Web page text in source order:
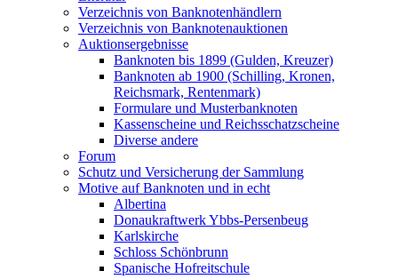
Verzeichnis von Banknotenhändlern
Verzeichnis von Banknotenauktionen
Auktionsergebnisse
Banknoten bis 1899 (Gulden, Kreuzer)
Banknoten ab 1900 (Schilling, Kronen,
Reichsmark, Rentenmark)
Formulare und Musterbanknoten
Kassenscheine und Reichsschatzscheine
Diverse andere
Forum
Schutz und Versicherung der Sammlung
Motive auf Banknoten und in echt
Albertina
Donaukraftwerk Ybbs-Persenbeug
Karlskirche
Schloss Schönbrunn
Spanische Hofreitschule